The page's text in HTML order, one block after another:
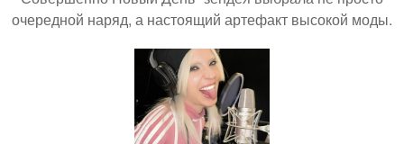
очередной наряд, а настоящий артефакт высокой моды.